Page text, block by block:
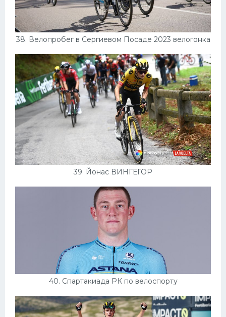
38. Велопробег в Сергиевом Посаде 2023 велогонка
39. Йонас ВИНГЕГОР
40. Спартакиада РК по велоспорту